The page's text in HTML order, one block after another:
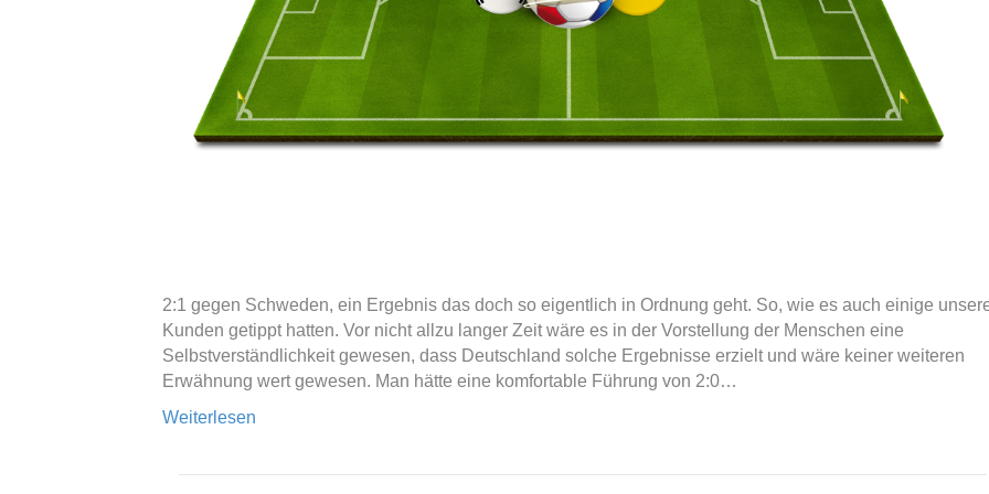
2:1 gegen Schweden, ein Ergebnis das doch so eigentlich in Ordnung geht. So, wie es auch einige
Kunden getippt hatten. Vor nicht allzu langer Zeit wäre es in der Vorstellung der Menschen eine
Selbstverständlichkeit gewesen, dass Deutschland solche Ergebnisse erzielt und wäre keiner weiteren
Erwähnung wert gewesen. Man hätte eine komfortable Führung von 2:0…
Weiterlesen